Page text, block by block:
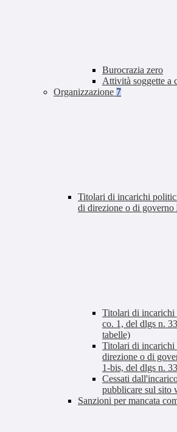
Burocrazia zero
Attività soggette a
Organizzazione 7
Titolari di incarichi
di direzione o di governo
Titolari di
co. 1, del dlgs n.
tabelle)
Titolari di incarichi
direzione o di
1-bis, del dlgs n.
Cessati
pubblicare sul sito
Sanzioni per mancata